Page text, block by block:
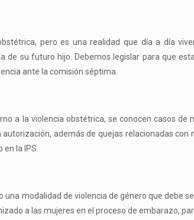
pero es una realidad que día a día
de su futuro hijo. Debemos legislar para que
ante la comisión séptima.
a la violencia obstétrica, se conocen casos de
además de quejas relacionadas con
la IPS.
modalidad de violencia de género que debe
a las mujeres en el proceso de embarazo,